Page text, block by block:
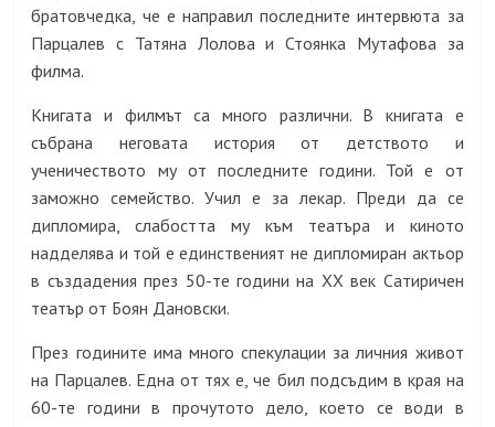
братовчедка, че е направил последните интервюта за
Парцалев с Татяна Лолова и Стоянка Мутафова за
филма.
Книгата и филмът са много различни. В книгата е
събрана неговата история от детството и
ученичеството му от последните години. Той е от
заможно семейство. Учил е за лекар. Преди да се
дипломира, слабостта му към театъра и киното
надделява и той е единственият не дипломиран актьор
в създадения през 50-те години на ХХ век Сатиричен
театър от Боян Дановски.
През годините има много спекулации за личния живот
на Парцалев. Една от тях е, че бил подсъдим в края на
60-те години в прочутото дело, което се води в